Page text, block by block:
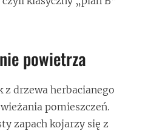
powietrza
drzewa herbacianego
pomieszczeń.
zapach kojarzy się z